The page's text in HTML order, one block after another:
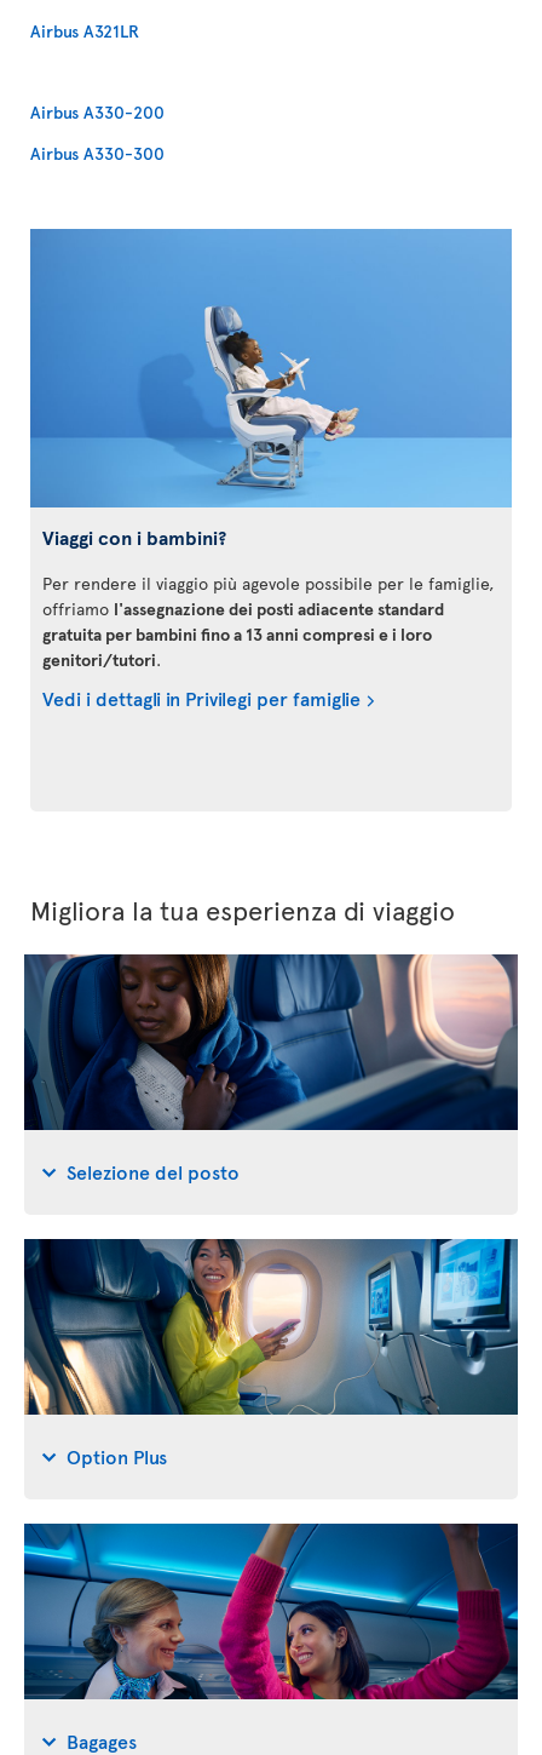
Airbus A321LR
Airbus A330-200
Airbus A330-300
Viaggi con i bambini?
Per rendere il viaggio più agevole possibile per le famiglie,
offriamo l'assegnazione dei posti adiacente standard
gratuita per bambini fino a 13 anni compresi e i loro
genitori/tutori.
Vedi i dettagli in Privilegi per famiglie
Migliora la tua esperienza di viaggio
Selezione del posto
Option Plus
Bagages